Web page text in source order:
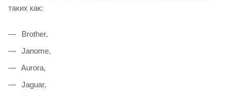
таких как:
Brother,
Janome,
Aurora,
Jaguar,